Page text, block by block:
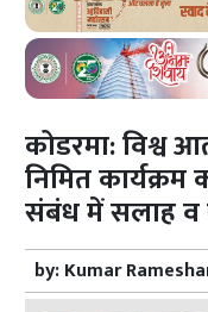
कोडरमा: विश्व
निमित
संबंध में सलाह व
by:Kumar